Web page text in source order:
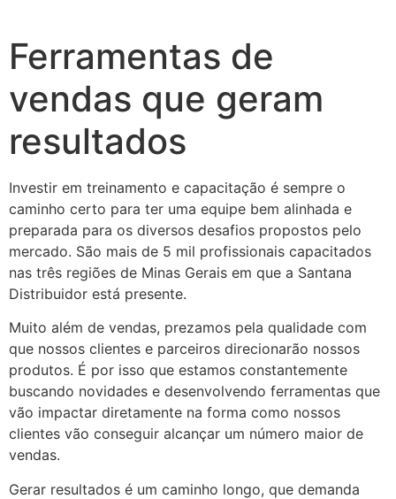
Ferramentas de
vendas que geram
resultados
Investir em treinamento e capacitação é sempre o
caminho certo para ter uma equipe bem alinhada e
preparada para os diversos desafios propostos pelo
mercado. São mais de 5 mil profissionais capacitados
nas três regiões de Minas Gerais em que a Santana
Distribuidor está presente.
Muito além de vendas, prezamos pela qualidade com
que nossos clientes e parceiros direcionarão nossos
produtos. É por isso que estamos constantemente
buscando novidades e desenvolvendo ferramentas que
vão impactar diretamente na forma como nossos
clientes vão conseguir alcançar um número maior de
vendas.
Gerar resultados é um caminho longo, que demanda